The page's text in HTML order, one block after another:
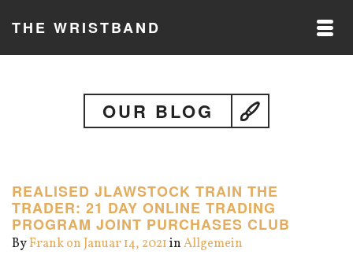
THE WRISTBAND
OUR BLOG
REALISED JLAWSTOCK TRAIN THE
TRADER: 21 DAY ONLINE TRADING
PROGRAM JOINT PURCHASES CLUB
ByFrankon Januar 14, 2021inAllgemein